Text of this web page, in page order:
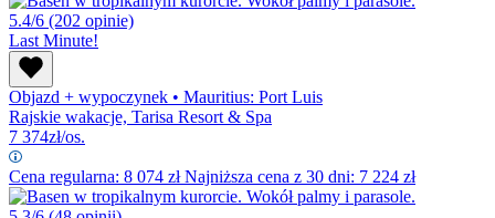
5.4/6 (202 opinie)
Last Minute!
Objazd + wypoczynek • Mauritius: Port Luis
Rajskie wakacje, Tarisa Resort & Spa
7 374zł/os.
Cena regularna: 8 074 złNajniższa cena z 30 dni: 7 224 zł